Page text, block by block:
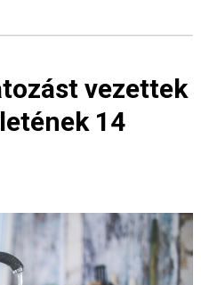
vezettek
14